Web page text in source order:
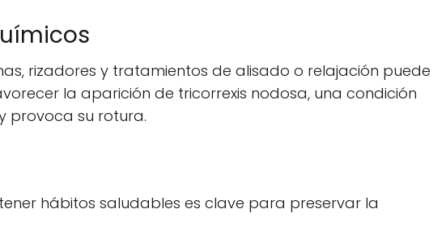
rizadores y tratamientos de alisado o relajación puede
la aparición de tricorrexis nodosa, una condición
provoca su rotura.
hábitos saludables es clave para preservar la